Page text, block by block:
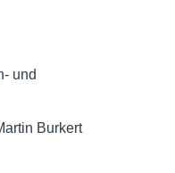
und
Burkert